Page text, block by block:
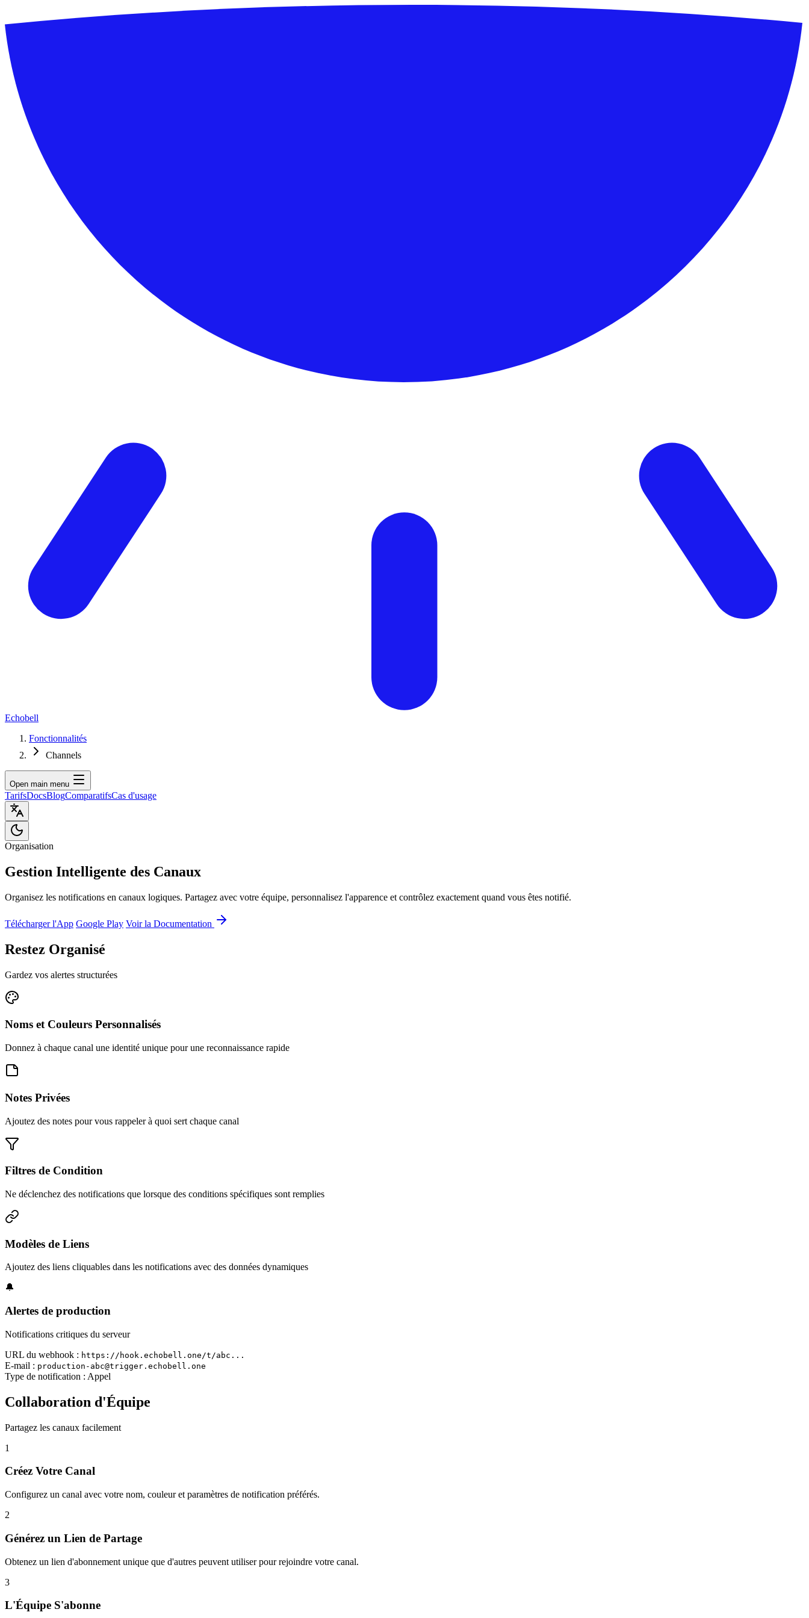
Echobell
Fonctionnalités
Channels
Open main menu
TarifsDocsBlogComparatifsCas d'usage
Organisation
Gestion Intelligente des Canaux
Organisez les notifications en canaux logiques. Partagez avec votre équipe, personnalisez l'apparence et contrôlez exactement quand vous êtes notifié.
Télécharger l'App Google Play Voir la Documentation
Restez Organisé
Gardez vos alertes structurées
Noms et Couleurs Personnalisés
Donnez à chaque canal une identité unique pour une reconnaissance rapide
Notes Privées
Ajoutez des notes pour vous rappeler à quoi sert chaque canal
Filtres de Condition
Ne déclenchez des notifications que lorsque des conditions spécifiques sont remplies
Modèles de Liens
Ajoutez des liens cliquables dans les notifications avec des données dynamiques
🔔
Alertes de production
Notifications critiques du serveur
URL du webhook : https://hook.echobell.one/t/abc...
E-mail : production-abc@trigger.echobell.one
Type de notification : Appel
Collaboration d'Équipe
Partagez les canaux facilement
1
Créez Votre Canal
Configurez un canal avec votre nom, couleur et paramètres de notification préférés.
2
Générez un Lien de Partage
Obtenez un lien d'abonnement unique que d'autres peuvent utiliser pour rejoindre votre canal.
3
L'Équipe S'abonne